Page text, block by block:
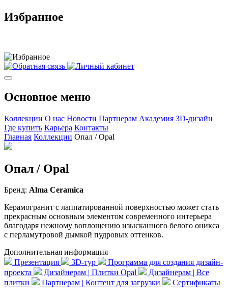
Избранное
Основное меню
Коллекции О нас Новости Партнерам Академия 3D-дизайн
Где купить Карьера Контакты
Главная Коллекции Опал / Opal
Опал / Opal
Бренд: Alma Ceramica
Керамогранит с лаппатированной поверхностью может стать
прекрасным основным элементом современного интерьера
благодаря нежному воплощению изысканного белого оникса
с перламутровой дымкой пудровых оттенков.
Дополнительная информация
Презентация
3D-тур
Программа для создания дизайн-
проекта
Дизайнерам | Плитки Opal
Дизайнерам | Все
плитки
Партнерам | Контент для загрузки Сертификаты